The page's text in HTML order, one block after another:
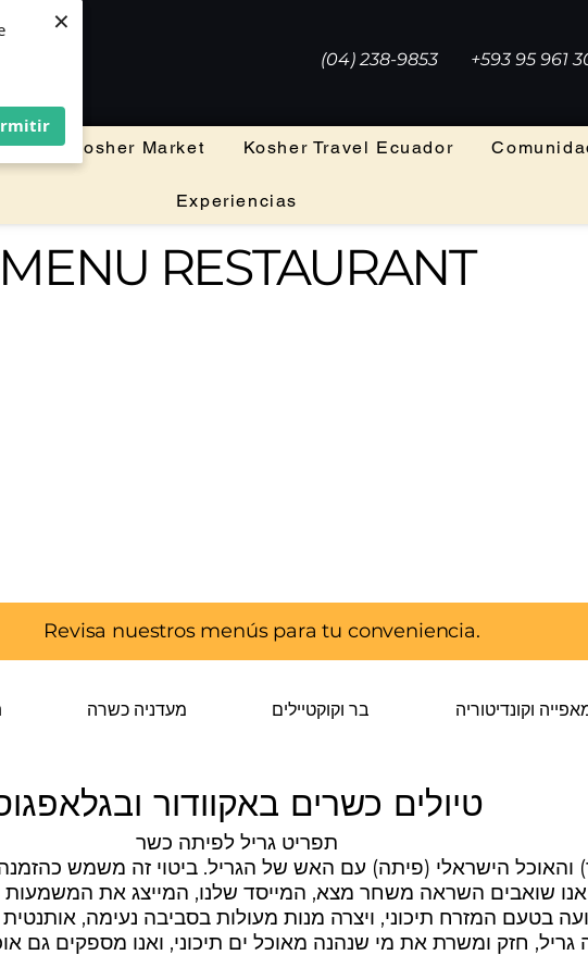
×
×
(04) 238-9853 +593 95 961
Kosher Market Kosher Travel Ecuador
Experiencias
MENU RESTAURANT
Revisa nuestros menús para tu conveniencia.
וקונדיטוריה בר וקוקטיילים מעדניה כשרה
טיולים כשרים באקוודור
והאוכל הישראלי (פיתה) עם האש של הגריל. ביטוי זה משמש
אנו שואבים השראה משחר מצא, המייסד שלנו, המייצג את
שהיא נטועה בטעם המזרח תיכוני, ויצרה מנות מעולות בסביבה נעימה,